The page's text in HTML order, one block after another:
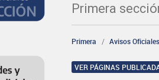
Primera
Primera Avisos Oficiales
VER PÁGINAS